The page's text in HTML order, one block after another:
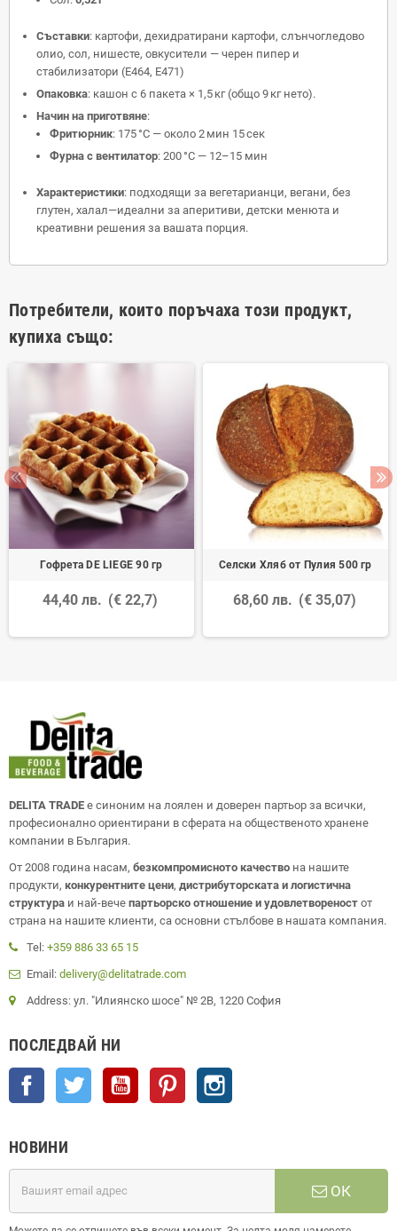
Съставки: картофи, дехидратирани картофи, слънчогледово
олио, сол, нишесте, овкусители — черен пипер и
стабилизатори (E464, E471)
Опаковка: кашон с 6 пакета × 1,5 кг (общо 9 кг нето).
Начин на приготвяне:
Фритюрник: 175 °C — около 2 мин 15 сек
Фурна с вентилатор: 200 °C — 12–15 мин
Характеристики: подходящи за вегетарианци, вегани, без
глутен, халал—идеални за аперитиви, детски менюта и
креативни решения за вашата порция.
Потребители, които поръчаха този продукт,
купиха също:
Гофрета DE LIEGE 90 гр
44,40 лв. (€ 22,7)
Селски Хляб от Пулия 500 гр
68,60 лв. (€ 35,07)
DELITA TRADE е синоним на лоялен и доверен партьор за всички,
професионално ориентирани в сферата на общественото хранене
компании в България.
От 2008 година насам, безкомпромисното качество на нашите
продукти, конкурентните цени, дистрибуторската и логистична
структура и най-вече партьорско отношение и удовлетвореност от
страна на нашите клиенти, са основни стълбове в нашата компания.
Tel: +359 886 33 65 15
Email: delivery@delitatrade.com
Address: ул. "Илиянско шосе" № 2В, 1220 София
ПОСЛЕДВАЙ НИ
Facebook Twitter YouTube Pinterest
НОВИНИ
ОК